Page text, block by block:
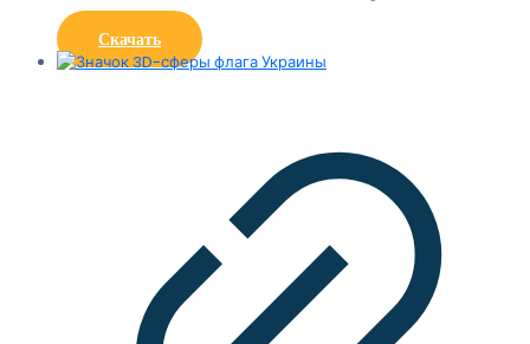
Скачать